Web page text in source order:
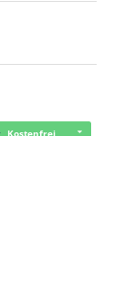
Kostenfrei